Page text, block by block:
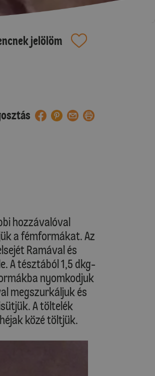
jelölöm
hozzávalóval
a fémformákat. Az
Ramával és
A tésztából 1,5 dkg-
nyomkodjuk
megszurkáljuk és
A töltelék
közé töltjük.